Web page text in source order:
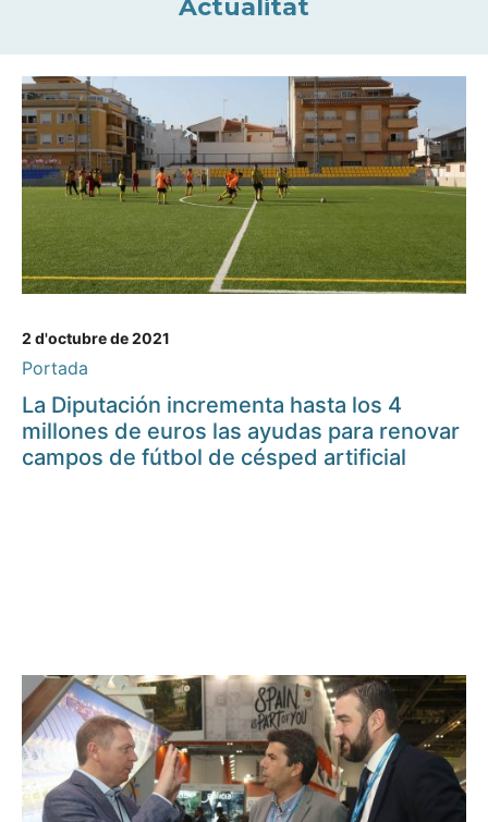
Actualitat
2 d'octubre de 2021
Portada
La Diputación incrementa hasta los 4
millones de euros las ayudas para renovar
campos de fútbol de césped artificial